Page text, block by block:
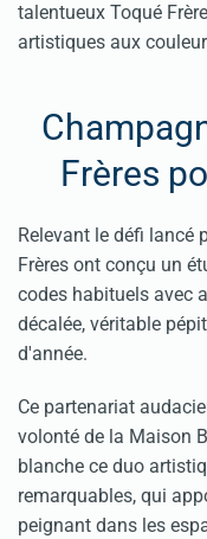
talentueux Toqué
artistiques aux
Frères
Relevant le défi lancé
Frères ont conçu un
codes habituels avec
décalée, véritable
d'année.
Ce partenariat
volonté de la Maison
blanche ce duo
remarquables, qui
peignant dans les